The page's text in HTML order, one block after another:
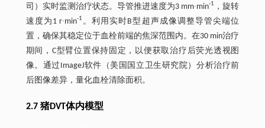
司）实时监测治疗状态。导管推进速度为3 mm∙min-1
，旋转
速度为1 r∙min-1 。利用实时B型超声成像调整导管尖端位
置，确保其稳定位于血栓前端的焦深范围内。在30 min治疗
期间，C型臂位置保持固定，以便获取治疗后荧光透视图
像。通过ImageJ软件（美国国立卫生研究院）分析治疗前
后图像差异，量化血栓清除面积。
2.7 猪DVT体内模型